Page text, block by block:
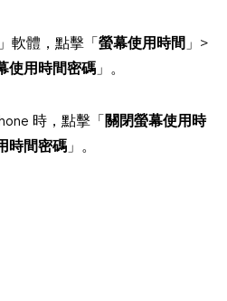
」軟體，點擊「 螢幕使用時間 」>
使用時間密碼 」。
時，點擊「 關閉螢幕使用時
時間密碼 」。